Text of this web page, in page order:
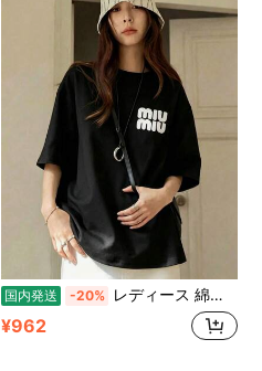
国内発送 -20% レディース 綿素材 プリント柄 半袖 T シャツ クルーネック カジュアル 柔らか肌触り 通気性良好 夏新作 普段着 通勤着 おしゃれデイリーカジュアルトップス
¥962